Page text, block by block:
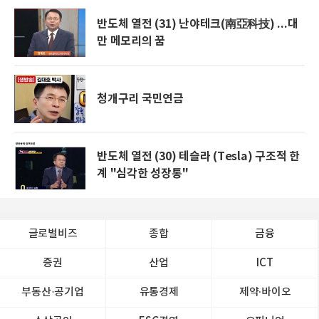
반도체 열전 (31) 난야테크(南亞科技) ...대
만 메모리의 꿈
청개구리 국민연금
반도체 열전 (30) 테슬라 (Tesla) 구조적 한
계 "심각한 성장통"
글로벌비즈 종합 금융
증권 산업 ICT
부동산·공기업 유통경제 제약∙바이오